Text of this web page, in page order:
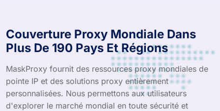
Couverture Proxy Mondiale Dans
Plus De 190 Pays Et Régions
MaskProxy fournit des ressources proxy mondiales de
pointe IP et des solutions proxy entièrement
personnalisées. Nous permettons aux utilisateurs
d'explorer le marché mondial en toute sécurité et